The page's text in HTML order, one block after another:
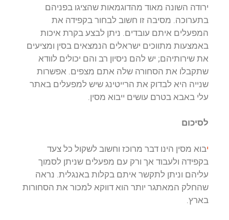
ירודה השונה מאוד מהדוגמאות שהציגו בפניהם
בתערוכה. מסיבה זו חשוב לבחור בקפידה את
המפעלים איתם עובדים. ניתן לבצע בקרת איכות
באמצעות מתווכים ישראלים הנמצאים בסין ומציעים
את שירותיהם; יש להם ניסיון רב והם יכולים לוודא
שתקבלו את הסחורה שלה אתם מצפים. אפשרות
שנייה היא לבדוק את הרייטינג שיש למפעלים באתר
עלי באבא בטרם עושים ייבוא מסין.
לסיכום
יבוא מסין הינו דבר מרוכז וחשוב לשקול כל צעד
בקפידה ולעבוד אך ורק עם מפעלים שניתן לסמוך
עליהם וניתן לתקשר איתם בקלות באנגלית. נראה
שהחלק המאתגר יותר הוא דווקא למכור את הסחורות
בארץ.